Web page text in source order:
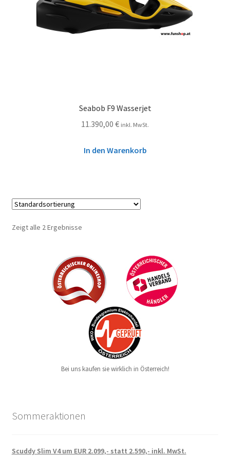
Seabob F9 Wasserjet
11.390,00 € inkl. MwSt.
In den Warenkorb
Zeigt alle 2 Ergebnisse
Bei uns kaufen sie wirklich in Österreich!
Sommeraktionen
Scuddy Slim V4 um EUR 2.099,- statt 2.590,- inkl. MwSt.